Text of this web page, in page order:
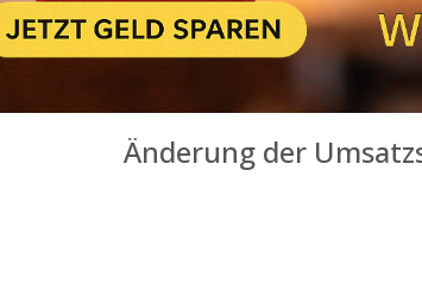
Änderung der